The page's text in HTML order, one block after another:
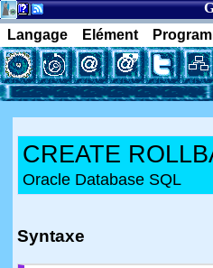
Langage
Elément
CREATE
Oracle Database SQL
Syntaxe